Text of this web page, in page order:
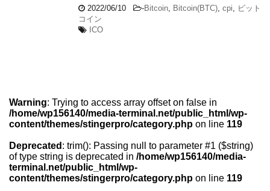
2022/06/10 -Bitcoin Bitcoin(BTC) cpi
ビット
コイン
ICO
Warning: Trying to access array offset on false in
/home/wp156140/media-terminal.net/public_html/wp-
content/themes/stingerpro/category.php on line 119
Deprecated : trim(): Passing null to parameter #1 ($string)
of type string is deprecated in /home/wp156140/media-
terminal.net/public_html/wp-
content/themes/stingerpro/category.php on line 119